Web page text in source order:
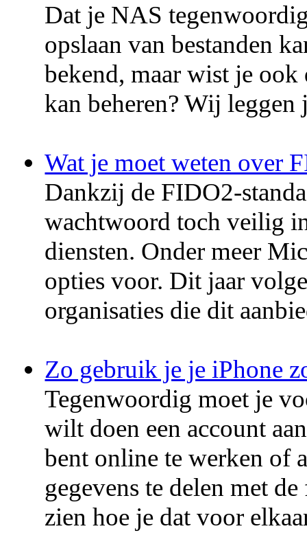
Dat je NAS
opslaan van bestanden
bekend, maar wist je ook
kan beheren? Wij leggen
Wat je moet weten over
Dankzij de FIDO2-
wachtwoord toch veilig
diensten. Onder meer
opties voor. Dit jaar
organisaties die dit
Zo gebruik je je iPhone
Tegenwoordig moet je
wilt doen een account
bent online te werken of
gegevens te delen met
zien hoe je dat voor